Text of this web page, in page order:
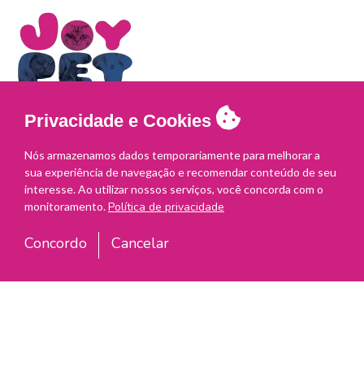
Joy Pet Box! Assinatura para pets desde 2017! A box
com poder de alegria e diversão! Vem para família se
divertir!
Privacidade e Cookies
Nós armazenamos dados temporariamente para melhorar a
sua experiência de navegação e recomendar conteúdo de seu
interesse. Ao utilizar nossos serviços, você concorda com o
monitoramento.Política de privacidade
Concordo Cancelar